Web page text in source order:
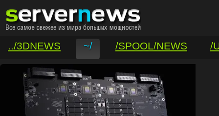
../3DNEWS ~/ /SPOOL/NEWS
/
/VAR/CONTACT